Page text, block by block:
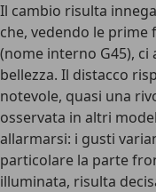
Il cambio risulta
che, vedendo le prime
(nome interno G45),
bellezza. Il distacco
notevole, quasi una
osservata in altri
allarmarsi: i gusti
particolare la parte
illuminata, risulta